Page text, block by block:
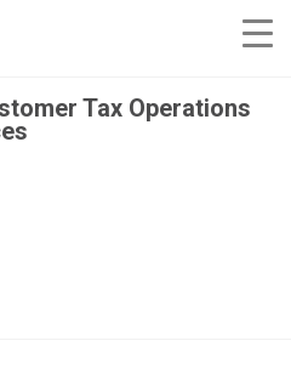
Tax Operations